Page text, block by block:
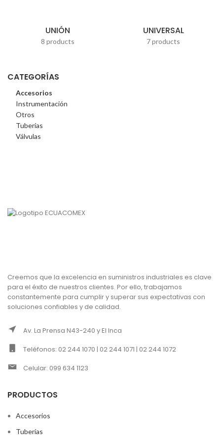
CATEGORÍAS
Accesorios
Instrumentación
Otros
Tuberías
Válvulas
UNIÓN
8 products
UNIVERSAL
7 products
Creemos que la excelencia en suministros industriales es clave
para el éxito de nuestros clientes. Por ello, trabajamos
constantemente para cumplir y superar sus expectativas con
soluciones confiables y de calidad.
Av. La Prensa N43-240 y El Inca
Teléfonos: 02 244 1070 | 02 244 1071 | 02 244 1072
Celular: 099 634 1123
PRODUCTOS
Accesorios
Tuberías